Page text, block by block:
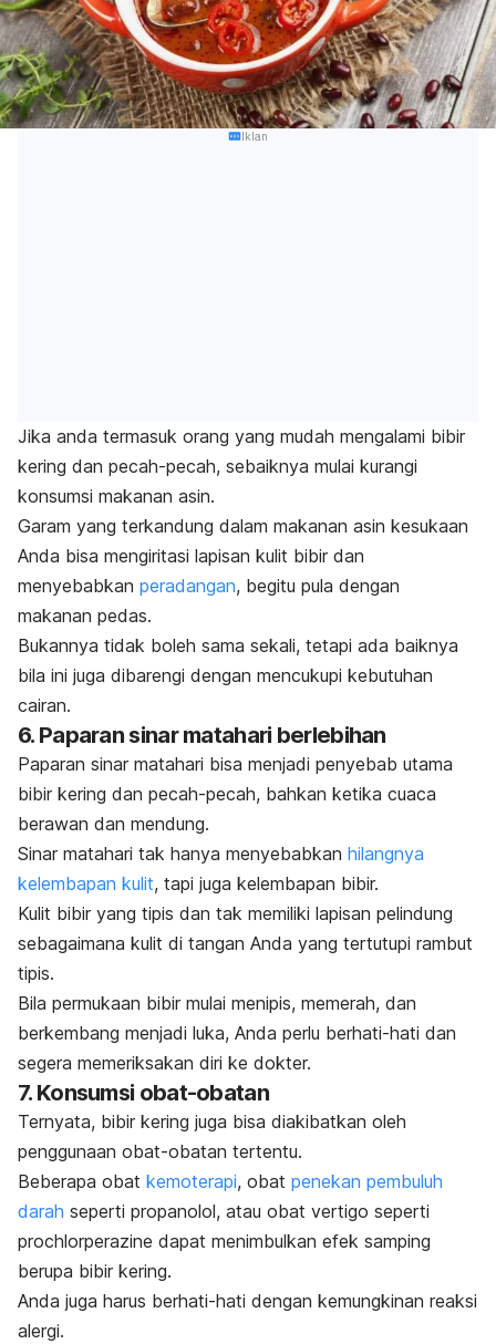
Iklan
Jika anda termasuk orang yang mudah mengalami bibir
kering dan pecah-pecah, sebaiknya mulai kurangi
konsumsi makanan asin.
Garam yang terkandung dalam makanan asin kesukaan
Anda bisa mengiritasi lapisan kulit bibir dan
menyebabkan peradangan, begitu pula dengan
makanan pedas.
Bukannya tidak boleh sama sekali, tetapi ada baiknya
bila ini juga dibarengi dengan mencukupi kebutuhan
cairan.
6. Paparan sinar matahari berlebihan
Paparan sinar matahari bisa menjadi penyebab utama
bibir kering dan pecah-pecah, bahkan ketika cuaca
berawan dan mendung.
Sinar matahari tak hanya menyebabkan hilangnya
kelembapan kulit, tapi juga kelembapan bibir.
Kulit bibir yang tipis dan tak memiliki lapisan pelindung
sebagaimana kulit di tangan Anda yang tertutupi rambut
tipis.
Bila permukaan bibir mulai menipis, memerah, dan
berkembang menjadi luka, Anda perlu berhati-hati dan
segera memeriksakan diri ke dokter.
7. Konsumsi obat-obatan
Ternyata, bibir kering juga bisa diakibatkan oleh
penggunaan obat-obatan tertentu.
Beberapa obat kemoterapi, obat penekan pembuluh
darah seperti propanolol, atau obat vertigo seperti
prochlorperazine dapat menimbulkan efek samping
berupa bibir kering.
Anda juga harus berhati-hati dengan kemungkinan reaksi
alergi.